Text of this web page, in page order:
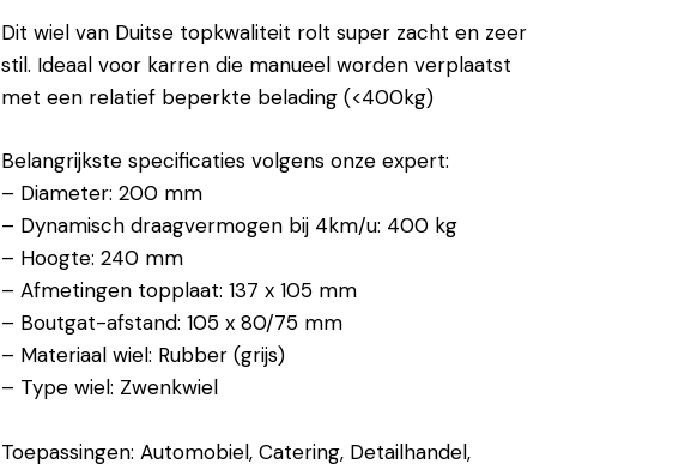
Dit wiel van Duitse topkwaliteit rolt super zacht en zeer
stil. Ideaal voor karren die manueel worden verplaatst
met een relatief beperkte belading (<400kg)
Belangrijkste specificaties volgens onze expert:
– Diameter: 200 mm
– Dynamisch draagvermogen bij 4km/u: 400 kg
– Hoogte: 240 mm
– Afmetingen topplaat: 137 x 105 mm
– Boutgat-afstand: 105 x 80/75 mm
– Materiaal wiel: Rubber (grijs)
– Type wiel: Zwenkwiel
Toepassingen: Automobiel, Catering, Detailhandel,